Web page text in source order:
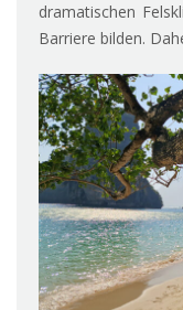
dramatischen
Barriere bilden.